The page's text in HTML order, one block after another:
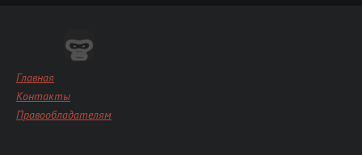
Главная
Контакты
Правообладателям